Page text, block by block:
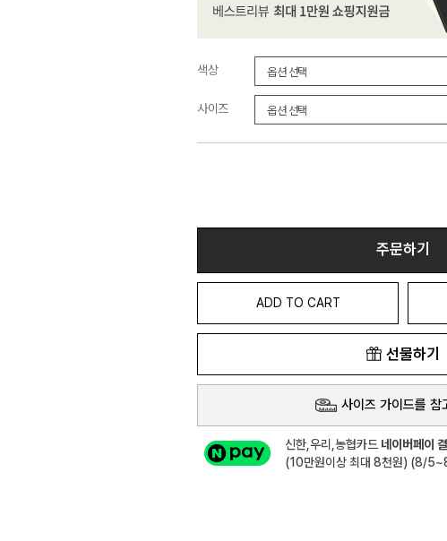
색상
사이즈
주문하기
ADD TO CART
선물하기
사이즈 가이드를 참
신한,우리,농협카드 네이버페이
(10만원이상 최대 8천원) (8/